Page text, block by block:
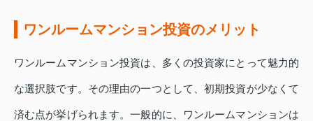
ワンルームマンション投資のメリット
ワンルームマンション投資は、多くの投資家にとって魅力的
な選択肢です。その理由の一つとして、初期投資が少なくて
済む点が挙げられます。一般的に、ワンルームマンションは